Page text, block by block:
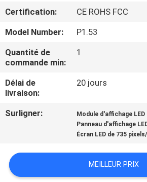
VISITE
CONTRÔLE
DE
QUALITÉ
CONTACTEZ-
NOUS
Certification:
CE ROHS FCC
Model Number:
P1.53
Quantité de
commande min:
1
Délai de
livraison:
20 jours
Surligner: Module d'affichage
Panneau d'affichage
Écran LED de 735
MEILLEUR PRIX